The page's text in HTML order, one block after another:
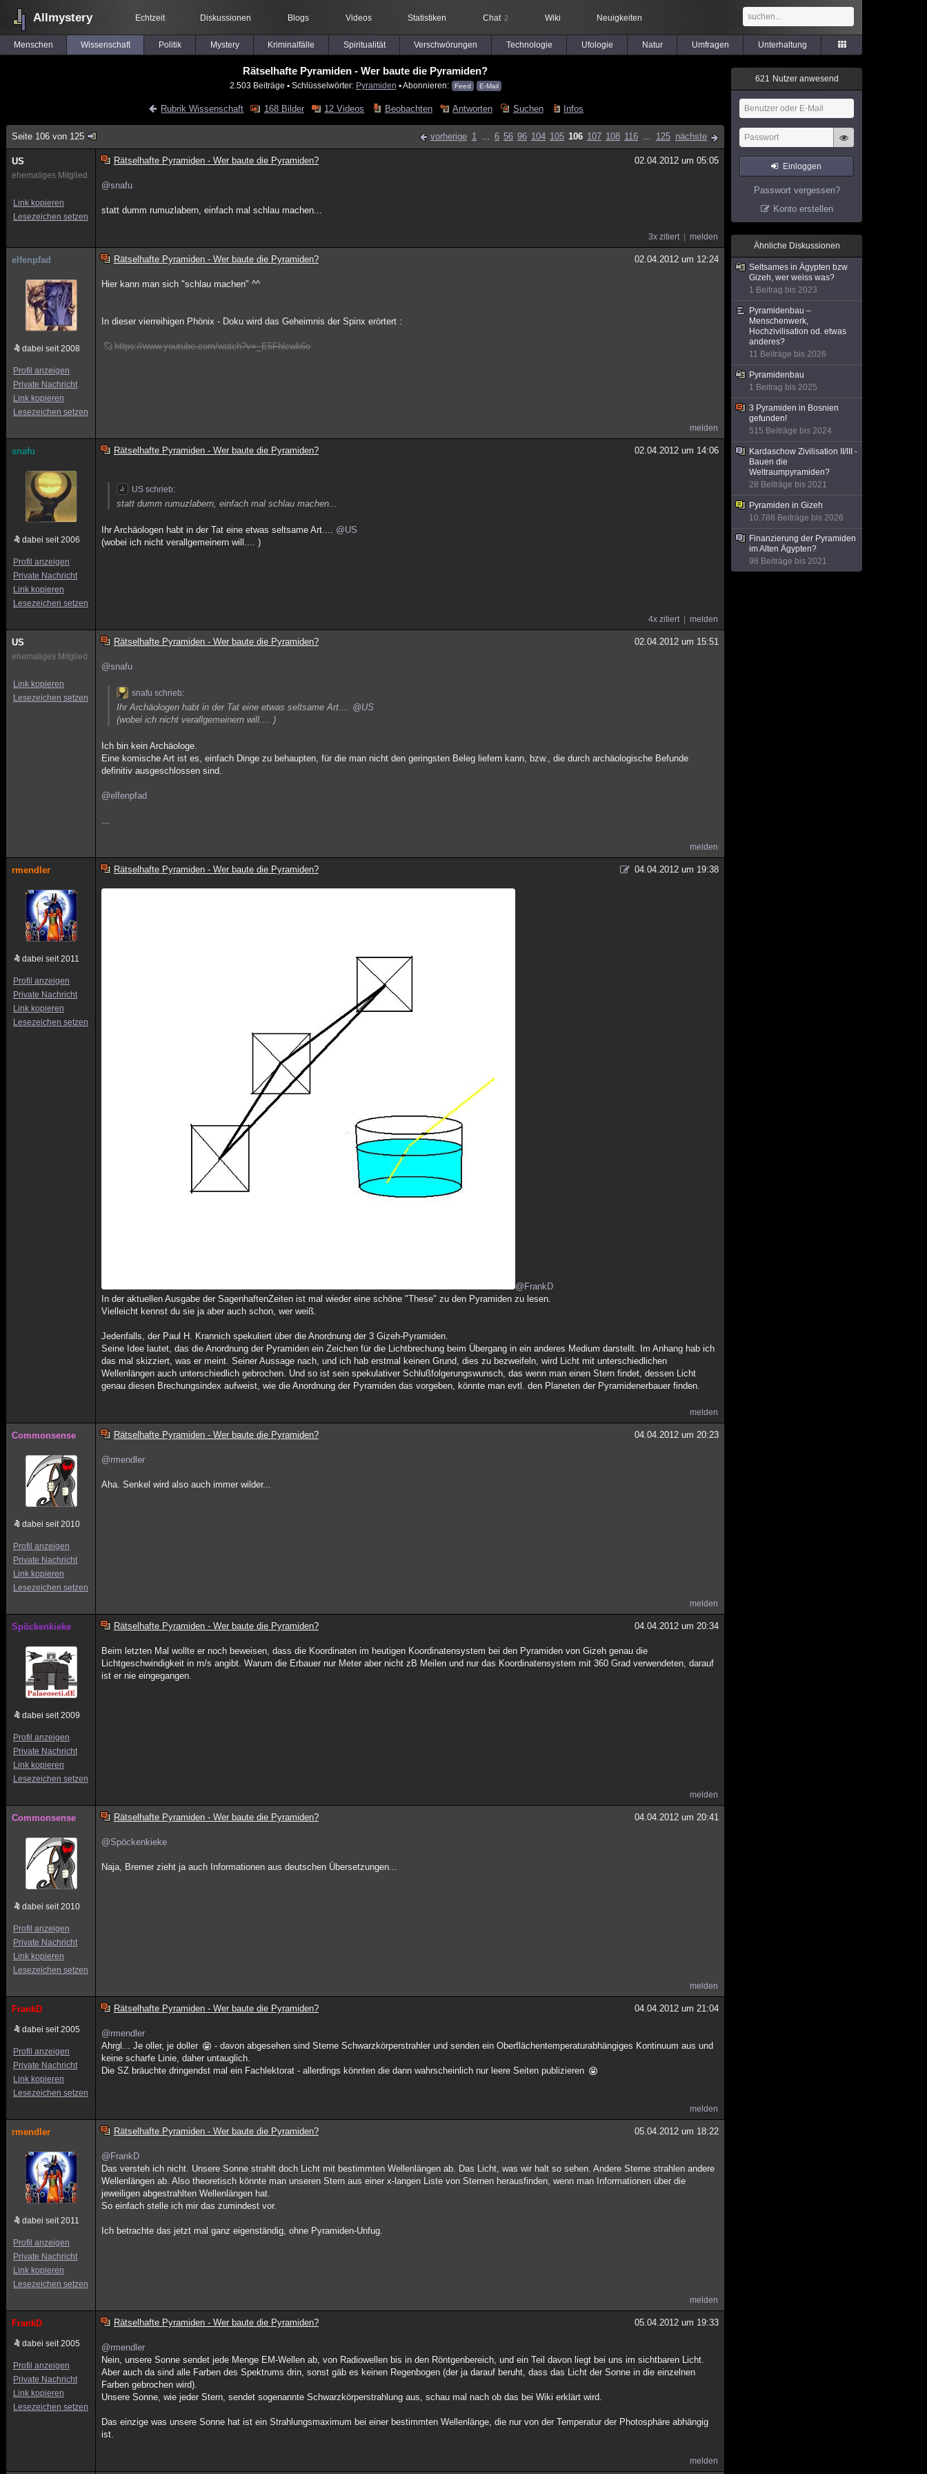
Allmystery Echtzeit Diskussionen Blogs Videos Statistiken Chat 2 Wiki Neuigkeiten
Menschen Wissenschaft Politik Mystery Kriminalfälle Spiritualität Verschwörungen Technologie Ufologie Natur Umfragen Unterhaltung
Rätselhafte Pyramiden - Wer baute die Pyramiden?
2.503 Beiträge ▪ Schlüsselwörter: Pyramiden ▪ Abonnieren: Feed E-Mail
Rubrik Wissenschaft 168 Bilder 12 Videos Beobachten Antworten Suchen Infos
Seite 106 von 125 vorherige 1 ... 6 56 96 104 105 106 107 108 116 ... 125 nächste
US
ehemaliges Mitglied
Link kopieren
Lesezeichen setzen
Rätselhafte Pyramiden - Wer baute die Pyramiden? 02.04.2012 um 05:05
@snafu
statt dumm rumuzlabern, einfach mal schlau machen...
3x zitiert melden
elfenpfad
dabei seit 2008
Profil anzeigen
Private Nachricht
Link kopieren
Lesezeichen setzen
Rätselhafte Pyramiden - Wer baute die Pyramiden? 02.04.2012 um 12:24
Hier kann man sich "schlau machen" ^^
In dieser vierreihigen Phönix - Doku wird das Geheimnis der Spinx erörtert :
https://www.youtube.com/watch?v=_E5Fhlcwk6o
melden
snafu
dabei seit 2006
Profil anzeigen
Private Nachricht
Link kopieren
Lesezeichen setzen
Rätselhafte Pyramiden - Wer baute die Pyramiden? 02.04.2012 um 14:06
US schrieb:
statt dumm rumuzlabern, einfach mal schlau machen...
Ihr Archäologen habt in der Tat eine etwas seltsame Art.... @US
(wobei ich nicht verallgemeinern will.... )
4x zitiert melden
US
ehemaliges Mitglied
Link kopieren
Lesezeichen setzen
Rätselhafte Pyramiden - Wer baute die Pyramiden? 02.04.2012 um 15:51
@snafu
snafu schrieb:
Ihr Archäologen habt in der Tat eine etwas seltsame Art.... @US
(wobei ich nicht verallgemeinern will.... )
Ich bin kein Archäologe.
Eine komische Art ist es, einfach Dinge zu behaupten, für die man nicht den geringsten Beleg liefern kann, bzw., die durch archäologische Befunde
definitiv ausgeschlossen sind.
@elfenpfad
...
melden
rmendler
dabei seit 2011
Profil anzeigen
Private Nachricht
Link kopieren
Lesezeichen setzen
Rätselhafte Pyramiden - Wer baute die Pyramiden? 04.04.2012 um 19:38
@FrankD
In der aktuellen Ausgabe der SagenhaftenZeiten ist mal wieder eine schöne "These" zu den Pyramiden zu lesen.
Vielleicht kennst du sie ja aber auch schon, wer weiß.
Jedenfalls, der Paul H. Krannich spekuliert über die Anordnung der 3 Gizeh-Pyramiden.
Seine Idee lautet, das die Anordnung der Pyramiden ein Zeichen für die Lichtbrechung beim Übergang in ein anderes Medium darstellt. Im Anhang hab ich
das mal skizziert, was er meint. Seiner Aussage nach, und ich hab erstmal keinen Grund, dies zu bezweifeln, wird Licht mit unterschiedlichen
Wellenlängen auch unterschiedlich gebrochen. Und so ist sein spekulativer Schlußfolgerungswunsch, das wenn man einen Stern findet, dessen Licht
genau diesen Brechungsindex aufweist, wie die Anordnung der Pyramiden das vorgeben, könnte man evtl. den Planeten der Pyramidenerbauer finden.
melden
Commonsense
dabei seit 2010
Profil anzeigen
Private Nachricht
Link kopieren
Lesezeichen setzen
Rätselhafte Pyramiden - Wer baute die Pyramiden? 04.04.2012 um 20:23
@rmendler
Aha. Senkel wird also auch immer wilder...
melden
Spöckenkieke
dabei seit 2009
Profil anzeigen
Private Nachricht
Link kopieren
Lesezeichen setzen
Rätselhafte Pyramiden - Wer baute die Pyramiden? 04.04.2012 um 20:34
Beim letzten Mal wollte er noch beweisen, dass die Koordinaten im heutigen Koordinatensystem bei den Pyramiden von Gizeh genau die
Lichtgeschwindigkeit in m/s angibt. Warum die Erbauer nur Meter aber nicht zB Meilen und nur das Koordinatensystem mit 360 Grad verwendeten, darauf
ist er nie eingegangen.
melden
Commonsense
dabei seit 2010
Profil anzeigen
Private Nachricht
Link kopieren
Lesezeichen setzen
Rätselhafte Pyramiden - Wer baute die Pyramiden? 04.04.2012 um 20:41
@Spöckenkieke
Naja, Bremer zieht ja auch Informationen aus deutschen Übersetzungen...
melden
FrankD
dabei seit 2005
Profil anzeigen
Private Nachricht
Link kopieren
Lesezeichen setzen
Rätselhafte Pyramiden - Wer baute die Pyramiden? 04.04.2012 um 21:04
@rmendler
Ahrgl... Je oller, je doller
- davon abgesehen sind Sterne Schwarzkörperstrahler und senden ein Oberflächentemperaturabhängiges Kontinuum aus und
keine scharfe Linie, daher untauglich.
Die SZ bräuchte dringendst mal ein Fachlektorat - allerdings könnten die dann wahrscheinlich nur leere Seiten publizieren
melden
rmendler
dabei seit 2011
Profil anzeigen
Private Nachricht
Link kopieren
Lesezeichen setzen
Rätselhafte Pyramiden - Wer baute die Pyramiden? 05.04.2012 um 18:22
@FrankD
Das versteh ich nicht. Unsere Sonne strahlt doch Licht mit bestimmten Wellenlängen ab. Das Licht, was wir halt so sehen. Andere Sterne strahlen andere
Wellenlängen ab. Also theoretisch könnte man unseren Stern aus einer x-langen Liste von Sternen herausfinden, wenn man Informationen über die
jeweiligen abgestrahlten Wellenlängen hat.
So einfach stelle ich mir das zumindest vor.
Ich betrachte das jetzt mal ganz eigenständig, ohne Pyramiden-Unfug.
melden
FrankD
dabei seit 2005
Profil anzeigen
Private Nachricht
Link kopieren
Lesezeichen setzen
Rätselhafte Pyramiden - Wer baute die Pyramiden? 05.04.2012 um 19:33
@rmendler
Nein, unsere Sonne sendet jede Menge EM-Wellen ab, von Radiowellen bis in den Röntgenbereich, und ein Teil davon liegt bei uns im sichtbaren Licht.
Aber auch da sind alle Farben des Spektrums drin, sonst gäb es keinen Regenbogen (der ja darauf beruht, dass das Licht der Sonne in die einzelnen
Farben gebrochen wird).
Unsere Sonne, wie jeder Stern, sendet sogenannte Schwarzkörperstrahlung aus, schau mal nach ob das bei Wiki erklärt wird.
Das einzige was unsere Sonne hat ist ein Strahlungsmaximum bei einer bestimmten Wellenlänge, die nur von der Temperatur der Photosphäre abhängig
ist.
melden
621 Nutzer anwesend
Einloggen
Passwort vergessen?
Konto erstellen
Ähnliche Diskussionen
Seltsames in Ägypten bzw
Gizeh, wer weiss was?
1 Beitrag bis 2023
Pyramidenbau –
Menschenwerk,
Hochzivilisation od. etwas
anderes?
11 Beiträge bis 2026
Pyramidenbau
1 Beitrag bis 2025
3 Pyramiden in Bosnien
gefunden!
515 Beiträge bis 2024
Kardaschow Zivilisation II/III -
Bauen die
Weltraumpyramiden?
28 Beiträge bis 2021
Pyramiden in Gizeh
10.788 Beiträge bis 2026
Finanzierung der Pyramiden
im Alten Ägypten?
98 Beiträge bis 2021